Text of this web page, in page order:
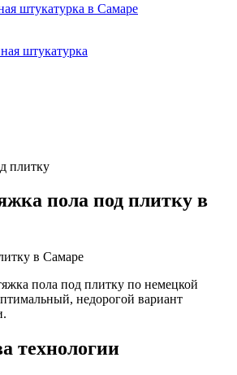
штукатурка
плитку
пола под плитку в
пола под плитку по немецкой
недорогой вариант
технологии